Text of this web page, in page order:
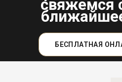
свяжемся
БЕСПЛАТНАЯ